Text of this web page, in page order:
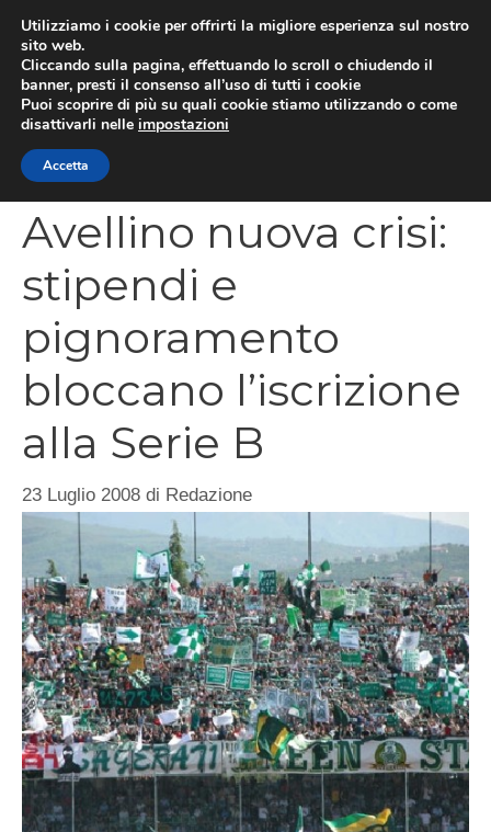
contenuto
Avellino nuova crisi:
stipendi e
pignoramento
bloccano l’iscrizione
alla Serie B
23 Luglio 2008 di Redazione
Utilizziamo i cookie per offrirti la migliore esperienza sul nostro
sito web.
Cliccando sulla pagina, effettuando lo scroll o chiudendo il
banner, presti il consenso all’uso di tutti i cookie
Puoi scoprire di più su quali cookie stiamo utilizzando o come
disattivarli nelle impostazioni
Accetta